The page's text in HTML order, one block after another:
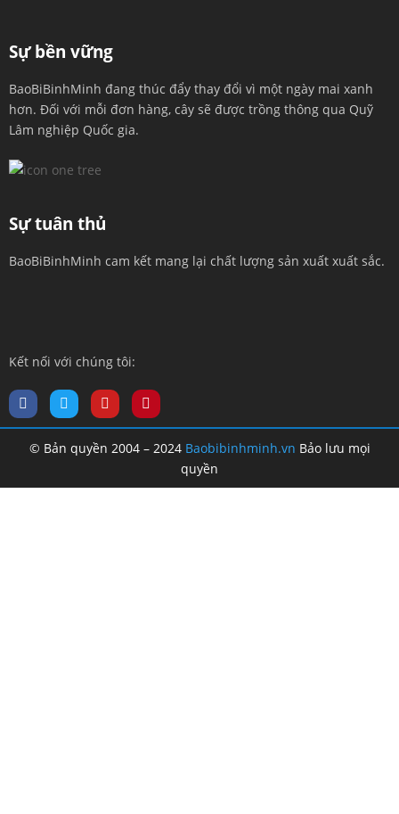
Sự bền vững
BaoBiBinhMinh đang thúc đẩy thay đổi vì một ngày mai xanh
hơn. Đối với mỗi đơn hàng, cây sẽ được trồng thông qua Quỹ
Lâm nghiệp Quốc gia.
Sự tuân thủ
BaoBiBinhMinh cam kết mang lại chất lượng sản xuất xuất sắc.
Kết nối với chúng tôi:
© Bản quyền 2004 – 2024 Baobibinhminh.vn Bảo lưu mọi
quyền